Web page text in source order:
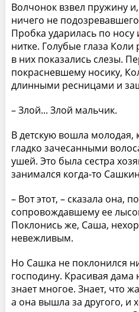
Волчонок взвел пружину
ничего не
Пробка ударилась по носу
нитке. Голубые глаза
в них показались слезы.
покрасневшему носику,
длинными ресницами и
– Злой... Злой мальчик.
В детскую вошла молодая,
гладко зачесанными
ушей. Это была сестра
занимался когда-то
– Вот этот, – сказала она,
сопровождавшему ее
Поклонись же, Саша,
невежливым.
Но Сашка не поклонился
господину. Красивая дама
знает многое. Знает, что
а она вышла за другого, и